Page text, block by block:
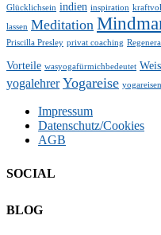
Glücklichsein indien inspiration
lassen Meditation
Priscilla Presley privat coaching
Vorteile wasyogafürmichbedeutet
yogalehrer Yogareise yogareisen
Impressum
Datenschutz/Cookies
AGB
SOCIAL
Facebook
Twitter
E-
LinkedIn
YouTube
Instagram
BLOG